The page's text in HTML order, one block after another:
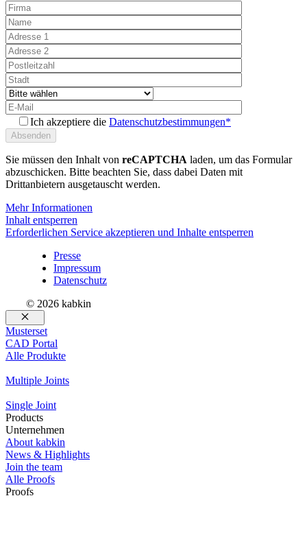
Ich akzeptiere die Datenschutzbestimmungen*
Sie müssen den Inhalt von reCAPTCHA laden, um das Formular
abzuschicken. Bitte beachten Sie, dass dabei Daten mit
Drittanbietern ausgetauscht werden.
Mehr Informationen
Inhalt entsperren
Erforderlichen Service akzeptieren und Inhalte entsperren
Presse
Impressum
Datenschutz
© 2026 kabkin
Schließen
Musterset
CAD Portal
Alle Produkte
Multiple Joints
Single Joint
Products
Unternehmen
About kabkin
News & Highlights
Join the team
Alle Proofs
Proofs